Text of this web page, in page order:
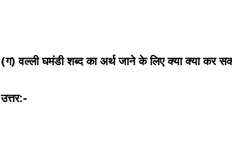
(ग) वल्ली घमंडी शब्द का अर्थ जाने के लिए क्या क्या कर
उत्तर:-